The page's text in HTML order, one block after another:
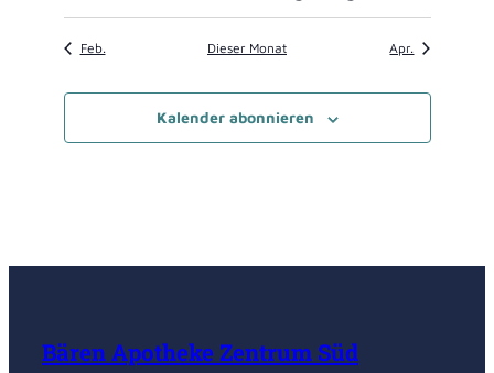
Veranstaltungen
Veranstaltungen
VeranstaltungVeranstaltung
Feb. Dieser Monat Apr.
Kalender abonnieren
Bären Apotheke Zentrum Süd